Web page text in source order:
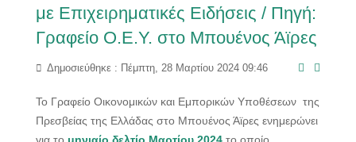
με Επιχειρηματικές Ειδήσεις / Πηγή:
Γραφείο Ο.Ε.Υ. στο Μπουένος Άϊρες
Δημοσιεύθηκε : Πέμπτη, 28 Μαρτίου 2024 09:46
Το Γραφείο Οικονομικών και Εμπορικών Υποθέσεων της
Πρεσβείας της Ελλάδας στο Μπουένος Άϊρες ενημερώνει